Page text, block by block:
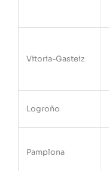
Vitoria-Gasteiz
Logroño
Pamplona